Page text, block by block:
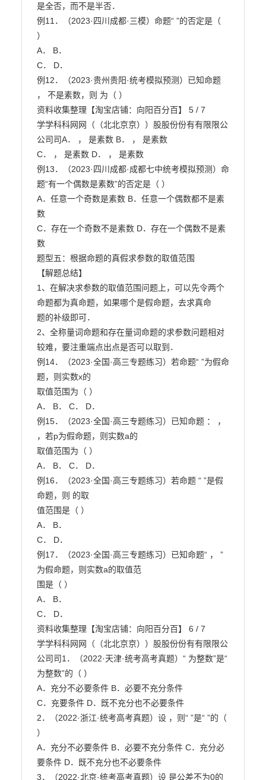
是全否，而不是半否．
例11．（2023·四川成都·三模）命题“ ”的否定是（
）
A． B．
C． D．
例12．（2023·贵州贵阳·统考模拟预测）已知命题
， 不是素数，则 为（ ）
资料收集整理【淘宝店铺：向阳百分百】 5 / 7
学学科科网网（（北北京京））股股份份有有限限公
公司司A． ， 是素数 B． ， 是素数
C． ， 是素数 D． ， 是素数
例13．（2023·四川成都·成都七中统考模拟预测）命
题“有一个偶数是素数”的否定是（ ）
A．任意一个奇数是素数 B．任意一个偶数都不是素
数
C．存在一个奇数不是素数 D．存在一个偶数不是素
数
题型五：根据命题的真假求参数的取值范围
【解题总结】
1、在解决求参数的取值范围问题上，可以先令两个
命题都为真命题，如果哪个是假命题，去求真命
题的补级即可．
2、全称量词命题和存在量词命题的求参数问题相对
较难，要注重端点出点是否可以取到．
例14．（2023·全国·高三专题练习）若命题“ ”为假命
题，则实数x的
取值范围为（ ）
A． B． C． D．
例15．（2023·全国·高三专题练习）已知命题 ： ，
，若p为假命题，则实数a的
取值范围为（ ）
A． B． C． D．
例16．（2023·全国·高三专题练习）若命题 “ ”是假
命题，则 的取
值范围是（ ）
A． B．
C． D．
例17．（2023·全国·高三专题练习）已知命题“ ， ”
为假命题，则实数a的取值范
围是（ ）
A． B．
C． D．
资料收集整理【淘宝店铺：向阳百分百】 6 / 7
学学科科网网（（北北京京））股股份份有有限限公
公司司1．（2022·天津·统考高考真题）“ 为整数”是“
为整数”的（ ）
A．充分不必要条件 B．必要不充分条件
C．充要条件 D．既不充分也不必要条件
2．（2022·浙江·统考高考真题）设 ，则“ ”是“ ”的（
）
A．充分不必要条件 B．必要不充分条件 C．充分必
要条件 D．既不充分也不必要条件
3．（2022·北京·统考高考真题）设 是公差不为0的